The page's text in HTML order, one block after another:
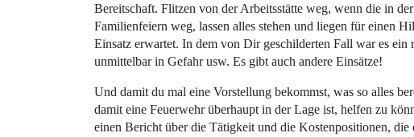
Bereitschaft. Flitzen von der Arbeitsstätte weg, wenn die in
Familienfeiern weg, lassen alles stehen und liegen für einen
Einsatz erwartet. In dem von Dir geschilderten Fall war es ein
unmittelbar in Gefahr usw. Es gibt auch andere Einsätze!
Und damit du mal eine Vorstellung bekommst, was so alles
damit eine Feuerwehr überhaupt in der Lage ist, helfen zu
einen Bericht über die Tätigkeit und die Kostenpositionen,